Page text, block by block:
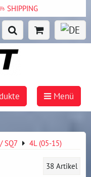
SHIPPING
Menü
SQ7 4L (05-15)
38 Artikel